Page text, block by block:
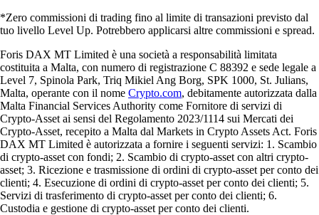
*Zero commissioni di trading fino al limite di transazioni previsto dal
tuo livello Level Up. Potrebbero applicarsi altre commissioni e spread.
Foris DAX MT Limited è una società a responsabilità limitata
costituita a Malta, con numero di registrazione C 88392 e sede legale a
Level 7, Spinola Park, Triq Mikiel Ang Borg, SPK 1000, St. Julians,
Malta, operante con il nome Crypto.com, debitamente autorizzata dalla
Malta Financial Services Authority come Fornitore di servizi di
Crypto-Asset ai sensi del Regolamento 2023/1114 sui Mercati dei
Crypto-Asset, recepito a Malta dal Markets in Crypto Assets Act. Foris
DAX MT Limited è autorizzata a fornire i seguenti servizi: 1. Scambio
di crypto-asset con fondi; 2. Scambio di crypto-asset con altri crypto-
asset; 3. Ricezione e trasmissione di ordini di crypto-asset per conto dei
clienti; 4. Esecuzione di ordini di crypto-asset per conto dei clienti; 5.
Servizi di trasferimento di crypto-asset per conto dei clienti; 6.
Custodia e gestione di crypto-asset per conto dei clienti.